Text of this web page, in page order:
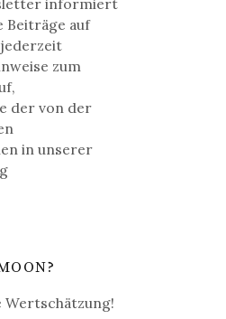
informiert
Beiträge auf
zum
der von der
in unserer
Wertschätzung!